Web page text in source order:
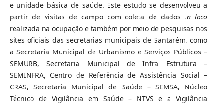
e unidade básica de saúde. Este estudo se desenvolveu a
partir de visitas de campo com coleta de dados in loco
realizada na ocupação e também por meio de pesquisas nos
sites oficiais das secretarias municipais de Santarém, como
a Secretaria Municipal de Urbanismo e Serviços Públicos –
SEMURB, Secretaria Municipal de Infra Estrutura –
SEMINFRA, Centro de Referência de Assistência Social –
CRAS, Secretaria Municipal de Saúde – SEMSA, Núcleo
Técnico de Vigilância em Saúde – NTVS e a Vigilância